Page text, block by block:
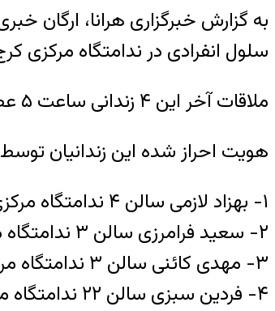
سلول انفرادی در ندامتگاه مرکزی
ملاقات آخر این ۴ زندانی ساعت ۵ عصر روز گذشته
هویت احراز شده این زندانیان
۱- بهزاد لازمی سالن ۴ ندامتگاه مرکزی کرج
۲- سعید فرامرزی سالن ۳ ندامتگاه مرکزی کرج / متولد ۱۳۷۲
۳- مهدی کائنی سالن ۳ ندامتگاه مرکزی کرج
۴- فردین سبزی سالن ۲۲ ندامتگاه مرکزی کرج